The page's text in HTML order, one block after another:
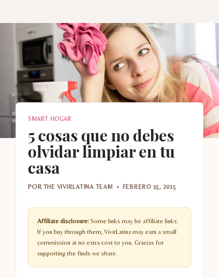
SMART HOGAR
5 cosas que no debes
olvidar limpiar en tu
casa
POR THE VIVIRLATINA TEAM FEBRERO 15, 2015
Affiliate disclosure: Some links may be affiliate links.
If you buy through them, VivirLatina may earn a small
commission at no extra cost to you. Gracias for
supporting the finds we share.